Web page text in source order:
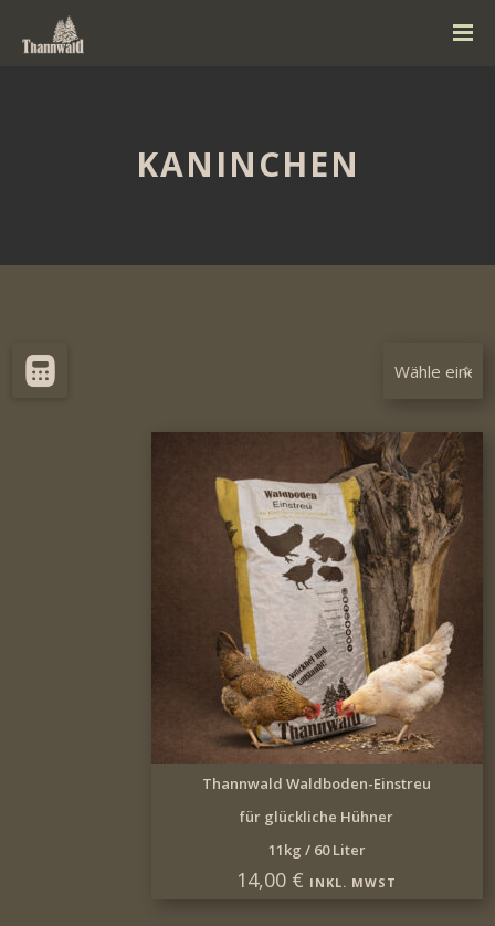
KANINCHEN
IN DEN WARENKORB
Thannwald Waldboden-Einstreu
für glückliche Hühner
11kg / 60 Liter
14,00 € INKL. MWST